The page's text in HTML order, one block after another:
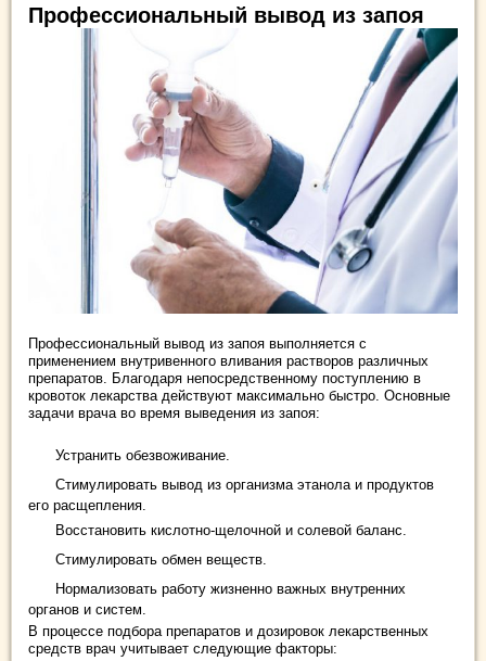
Профессиональный вывод из запоя
Профессиональный вывод из запоя выполняется с
применением внутривенного вливания растворов различных
препаратов. Благодаря непосредственному поступлению в
кровоток лекарства действуют максимально быстро. Основные
задачи врача во время выведения из запоя:
Устранить обезвоживание.
Стимулировать вывод из организма этанола и продуктов
его расщепления.
Восстановить кислотно-щелочной и солевой баланс.
Стимулировать обмен веществ.
Нормализовать работу жизненно важных внутренних
органов и систем.
В процессе подбора препаратов и дозировок лекарственных
средств врач учитывает следующие факторы: